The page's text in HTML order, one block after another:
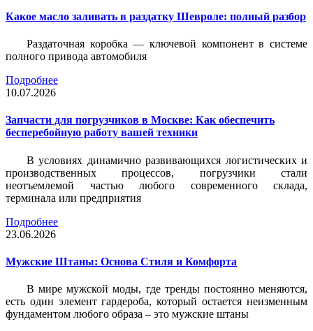
Какое масло заливать в раздатку Шевроле: полный разбор
Раздаточная коробка — ключевой компонент в системе
полного привода автомобиля
Подробнее
10.07.2026
Запчасти для погрузчиков в Москве: Как обеспечить
бесперебойную работу вашей техники
В условиях динамично развивающихся логистических и
производственных процессов, погрузчики стали
неотъемлемой частью любого современного склада,
терминала или предприятия
Подробнее
23.06.2026
Мужские Штаны: Основа Стиля и Комфорта
В мире мужской моды, где тренды постоянно меняются,
есть один элемент гардероба, который остается неизменным
фундаментом любого образа – это мужские штаны